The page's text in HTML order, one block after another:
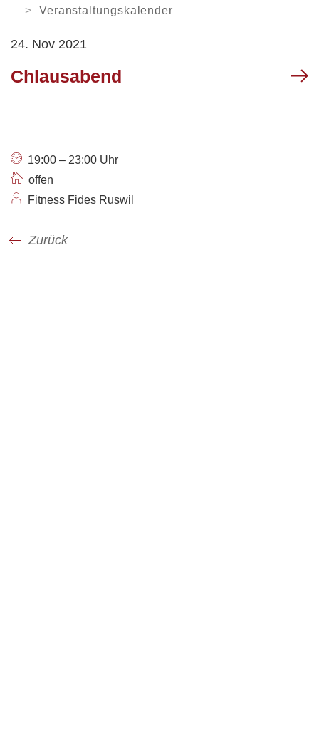
Veranstaltungskalender
Offene Stellen
ARBEITEN
Arbeitslosenanmeldung
Login
My Ruswil
24. Nov 2021
Chlausabend
19:00 – 23:00 Uhr
offen
Fitness Fides Ruswil
Zurück